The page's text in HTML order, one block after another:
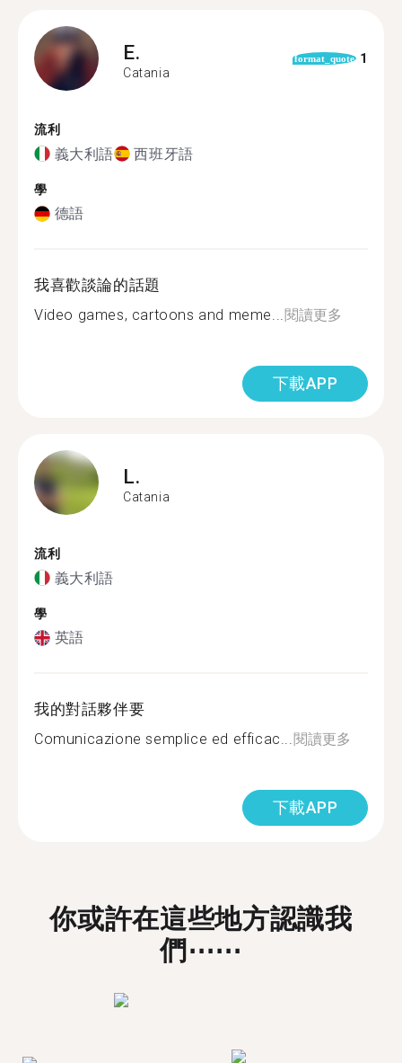
E.
Catania
format_quote 1
流利
義大利語 西班牙語
學
德語
我喜歡談論的話題
Video games, cartoons and meme...閱讀更多
下載APP
L.
Catania
流利
義大利語
學
英語
我的對話夥伴要
Comunicazione semplice ed efficac...閱讀更多
下載APP
你或許在這些地方認識我
們⋯⋯